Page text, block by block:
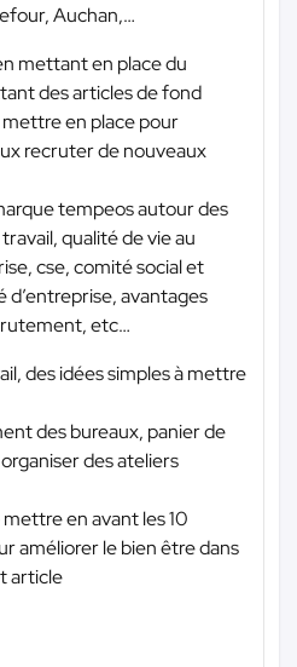
Auchan,…
mettant en place du
des articles de fond
en place pour
recruter de nouveaux
tempeos autour des
qualité de vie au
cse, comité social et
avantages
etc…
des idées simples à mettre
des bureaux, panier de
des ateliers
en avant les 10
améliorer le bien être dans
article